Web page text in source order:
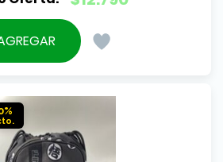
precio
original
El
precio
actual
$12.790.